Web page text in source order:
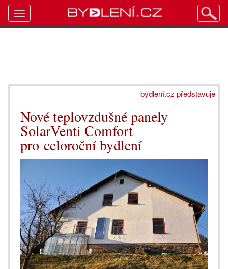
bydlení.cz představuje
Nové teplovzdušné panely
SolarVenti Comfort
pro celoroční bydlení
Toggle
navigation